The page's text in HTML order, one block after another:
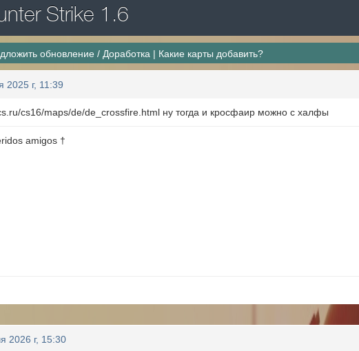
Strike 1.6
обновление / Доработка | Какие карты добавить?
2025 г, 11:39
cs16/maps/de/de_crossfire.html ну тогда и кросфаир можно с халфы
amigos †
2026 г, 15:30